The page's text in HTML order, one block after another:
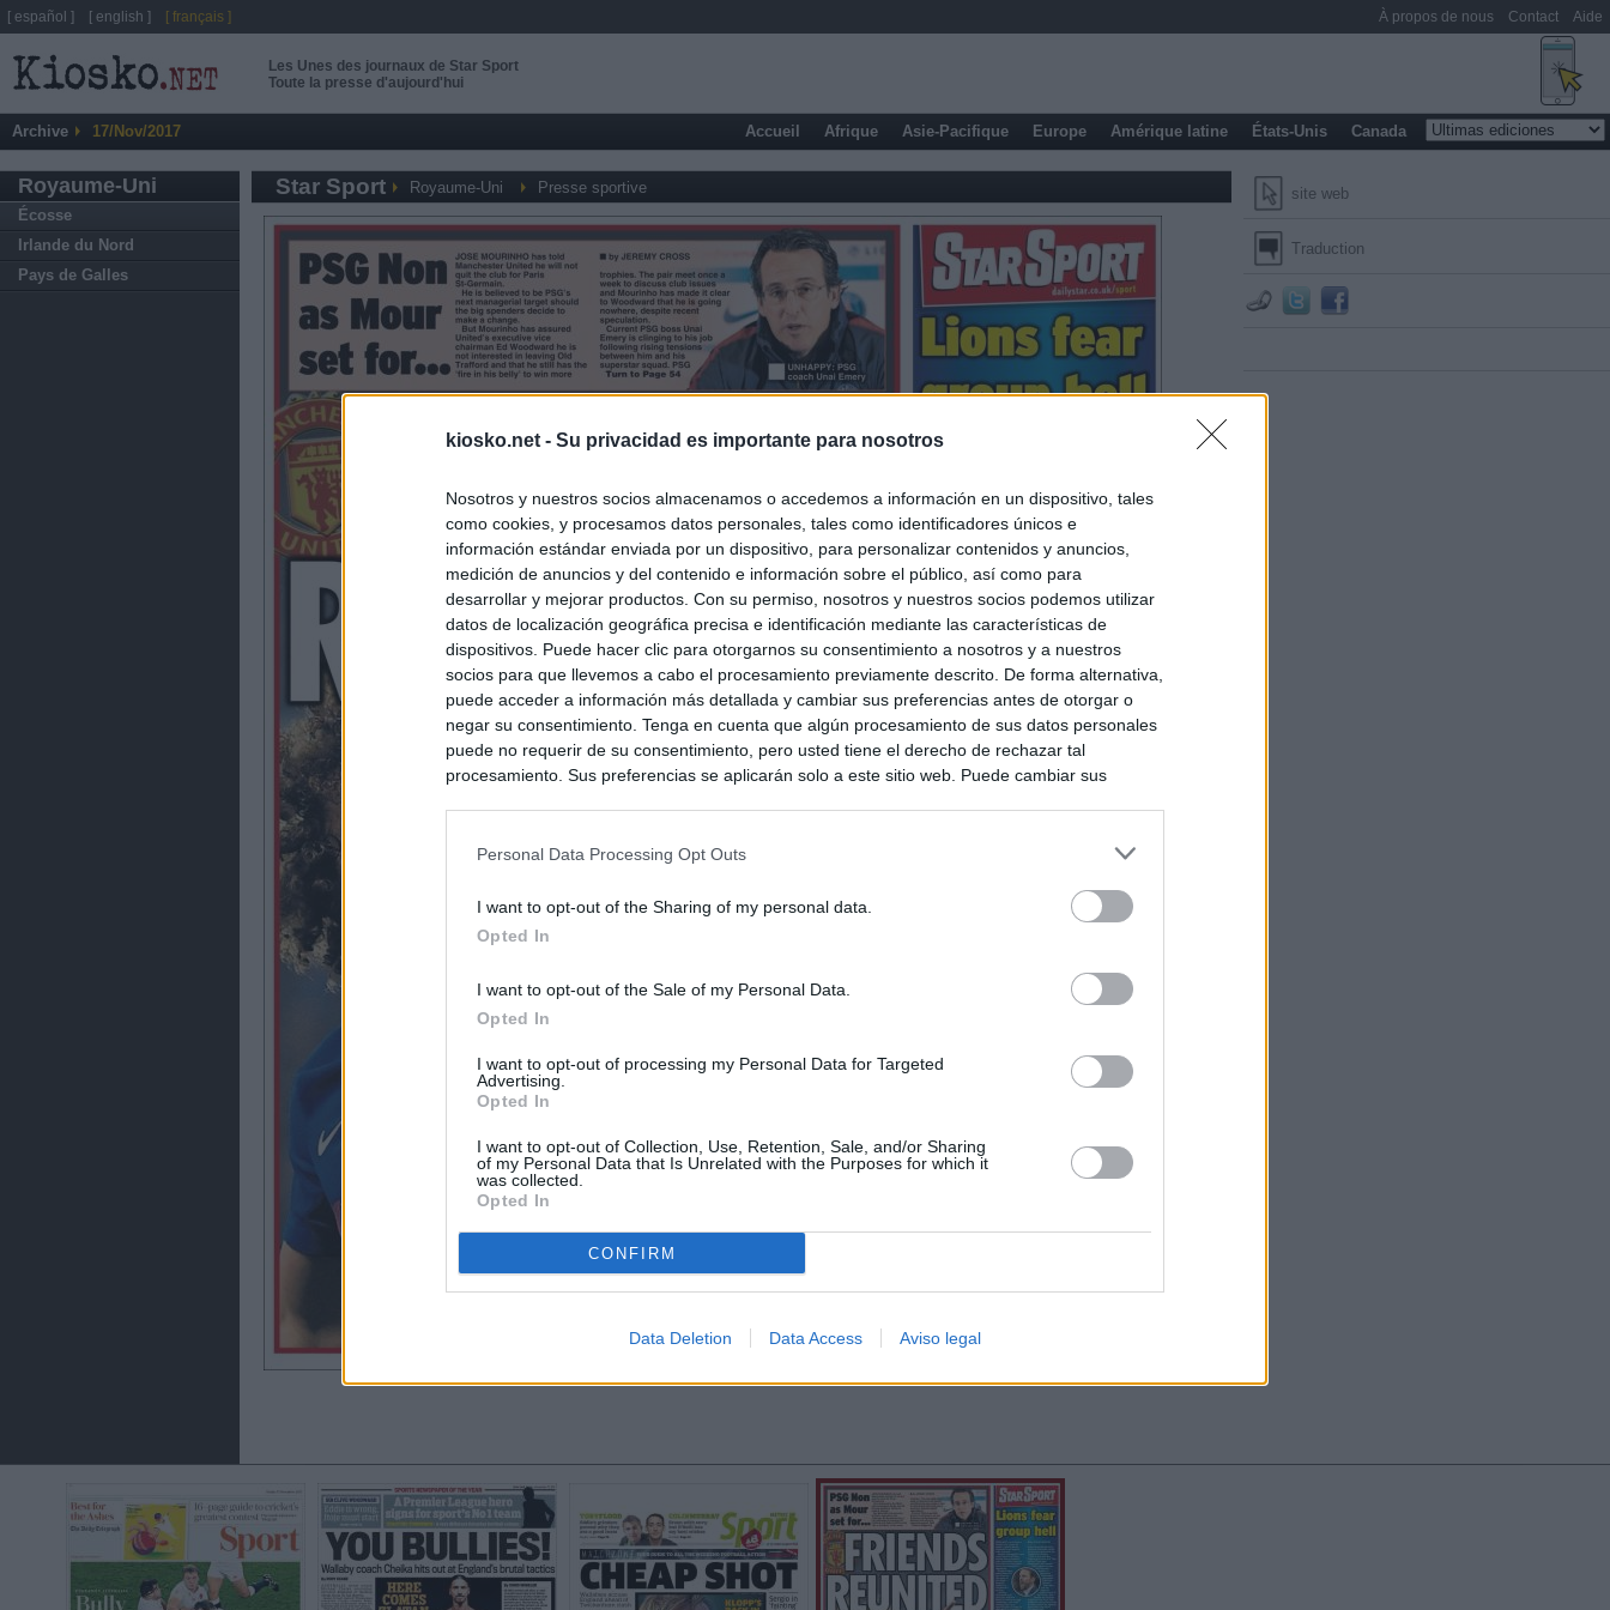
kiosko.net - Su privacidad es importante para nosotros
Nosotros y nuestros socios almacenamos o accedemos a información en un dispositivo, tales
como cookies, y procesamos datos personales, tales como identificadores únicos e
información estándar enviada por un dispositivo, para personalizar contenidos y anuncios,
medición de anuncios y del contenido e información sobre el público, así como para
desarrollar y mejorar productos. Con su permiso, nosotros y nuestros socios podemos utilizar
datos de localización geográfica precisa e identificación mediante las características de
dispositivos. Puede hacer clic para otorgarnos su consentimiento a nosotros y a nuestros
socios para que llevemos a cabo el procesamiento previamente descrito. De forma alternativa,
puede acceder a información más detallada y cambiar sus preferencias antes de otorgar o
negar su consentimiento. Tenga en cuenta que algún procesamiento de sus datos personales
puede no requerir de su consentimiento, pero usted tiene el derecho de rechazar tal
procesamiento. Sus preferencias se aplicarán solo a este sitio web. Puede cambiar sus
Personal Data Processing Opt Outs
I want to opt-out of the Sharing of my personal data.
Opted In
I want to opt-out of the Sale of my Personal Data.
Opted In
I want to opt-out of processing my Personal Data for Targeted
Advertising.
Opted In
I want to opt-out of Collection, Use, Retention, Sale, and/or Sharing
of my Personal Data that Is Unrelated with the Purposes for which it
was collected.
Opted In
CONFIRM
Data Deletion Data Access Aviso legal
Les Unes des journaux de Star Sport
Toute la presse d'aujourd'hui
Archive 17/Nov/2017 Accueil Afrique Asie-Pacifique Europe Amérique latine États-Unis Canada
Royaume-Uni
Écosse
Irlande du Nord
Pays de Galles
site web
Traduction
Star Sport Royaume-Uni Presse sportive
[ español ] [ english ] [ français ] À propos de nous Contact Aide